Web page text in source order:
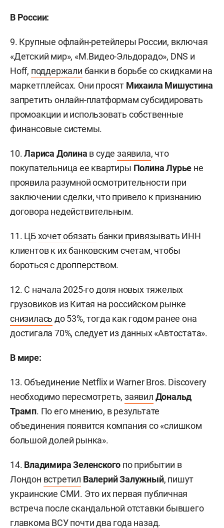
В России:
9. Крупные офлайн-ретейлеры России, включая
«Детский мир», «М.Видео-Эльдорадо», DNS и
Hoff, поддержали банки в борьбе со скидками на
маркетплейсах. Они просят Михаила Мишустина
запретить онлайн-платформам субсидировать
промоакции и использовать собственные
финансовые системы.
10.Лариса Долина в судезаявила, что
покупательница ее квартиры Полина Лурье не
проявила разумной осмотрительности при
заключении сделки, что привело к признанию
договора недействительным.
11. ЦБхочет обязать банки привязывать ИНН
клиентов к их банковским счетам, чтобы
бороться с дропперством.
12. С начала 2025-го доля новых тяжелых
грузовиков из Китая на российском рынке
снизилась до 53%, тогда как годом ранее она
достигала 70%, следует из данных «Автостата».
В мире:
13. Объединение Netflix и Warner Bros. Discovery
необходимо пересмотреть,заявил Дональд
Трамп. По его мнению, в результате
объединения появится компания со «слишком
большой долей рынка».
14. Владимира Зеленского по прибытии в
Лондон встретил Валерий Залужный, пишут
украинские СМИ. Это их первая публичная
встреча после скандальной отставки бывшего
главкома ВСУ почти два года назад.